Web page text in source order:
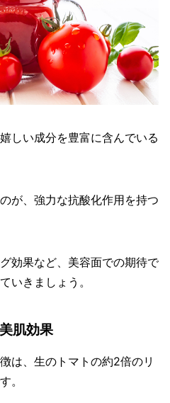
しい成分を豊富に含んでいる
が、強力な抗酸化作用を持つ
効果など、美容面での期待で
いきましょう。
肌効果
は、生のトマトの約2倍のリ
。